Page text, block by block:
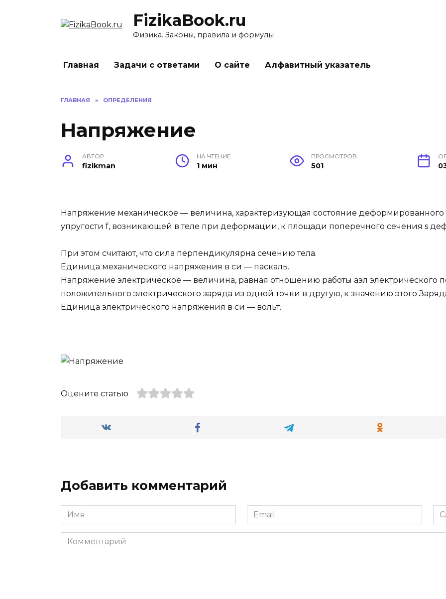
FizikaBook.ru
Физика. Законы, правила и формулы
Главная Задачи с ответами О сайте Алфавитный указатель
ГЛАВНАЯ » ОПРЕДЕЛЕНИЯ
Напряжение
АВТОР
fizikman
НА ЧТЕНИЕ
1 мин
ПРОСМОТРОВ
501
Напряжение механическое — величина, характеризующая состояние
упругости f, возникающей в теле при деформации, к площади поперечного сечения s
При этом считают, что сила перпендикулярна сечению тела.
Единица механического напряжения в си — паскаль.
Напряжение электрическое — величина, равная отношению работы аэл
положительного электрического заряда из одной точки в другую, к значению этого
Единица электрического напряжения в си — вольт.
Оцените статью
Добавить комментарий
Имя
*
Email
*
Комментарий